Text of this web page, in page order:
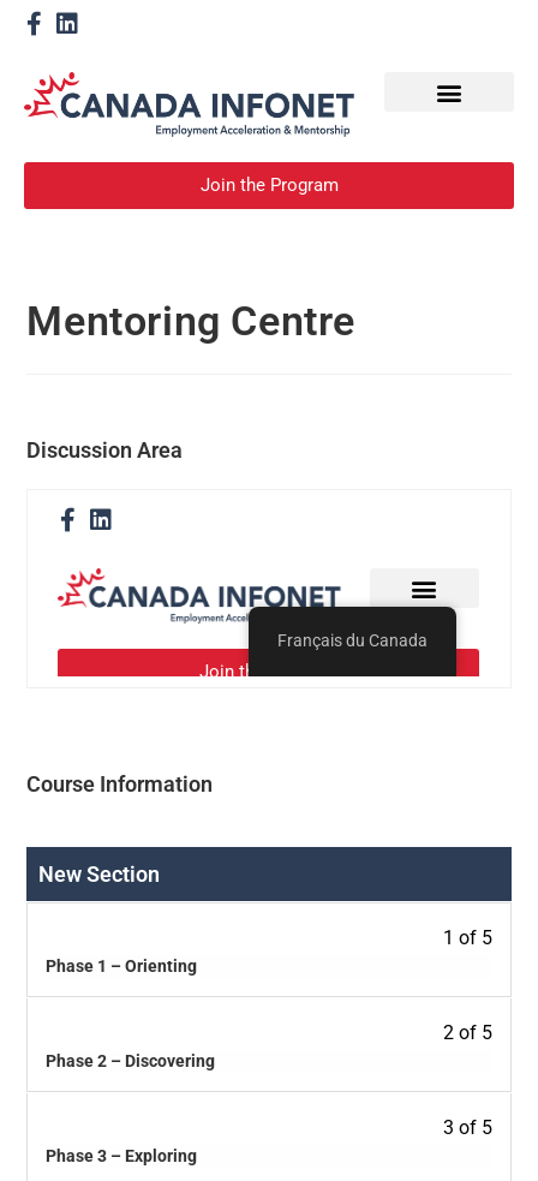
Join the Program
Mentoring Centre
Discussion Area
Course Information
New Section
1 of 5
Phase 1 – Orienting
2 of 5
Phase 2 – Discovering
3 of 5
Phase 3 – Exploring